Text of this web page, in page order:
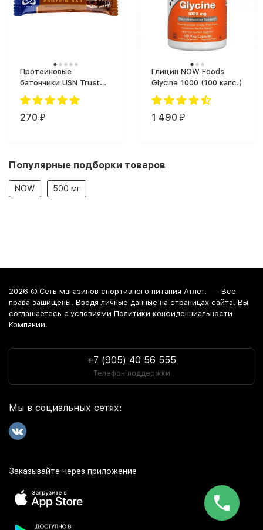
Протеиновые
батончики USN Trust
Crunch Protein Bar (60
г)
270 ₽
Глицин NOW Foods
Glycine 1000 (100 капс.)
1 490 ₽
Популярные подборки товаров
NOW 500 мг
2026 © Сеть магазинов спортивного питания Атлет. — Все
права защищены. Вводя личные данные на страницах сайта, Вы
соглашаетесь c условиями Политики конфиденциальности
Компании.
+7 (905) 40 56 555
Телефон поддержки
Мы в социальных сетях:
Заказывайте через приложение